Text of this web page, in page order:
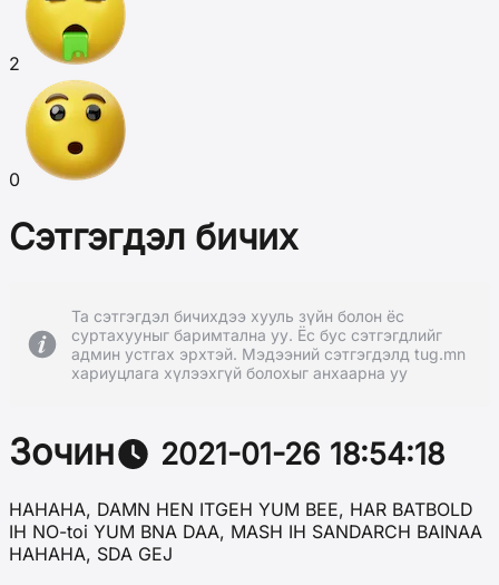
2
0
Сэтгэгдэл бичих
Та сэтгэгдэл бичихдээ хууль зүйн болон ёс
суртахууныг баримтална уу. Ёс бус сэтгэгдлийг
админ устгах эрхтэй. Мэдээний сэтгэгдэлд tug.mn
хариуцлага хүлээхгүй болохыг анхаарна уу
Зочин 2021-01-26 18:54:18
HAHAHA, DAMN HEN ITGEH YUM BEE, HAR BATBOLD
IH NO-toi YUM BNA DAA, MASH IH SANDARCH BAINAA
HAHAHA, SDA GEJ